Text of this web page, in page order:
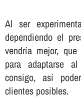
Al ser
dependiendo el
vendrí­a mejor,
para adaptarse
consigo, así­
clientes posibles.